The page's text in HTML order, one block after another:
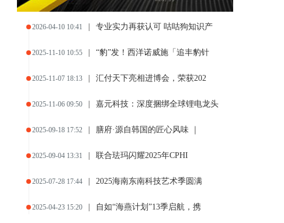
2026-04-10 10:41 专业实力再获认可 咕咕狗知识产
2025-11-10 10:55 “豹”发！西洋诺威施「追丰豹针
2025-11-07 18:13 汇付天下亮相进博会，荣获202
2025-11-06 09:50 嘉元科技：深度捆绑全球锂电龙头
2025-09-18 17:52 膳府·源自韩国的匠心风味 ｜
2025-09-04 13:31 联合珐玛闪耀2025年CPHI
2025-07-28 17:44 2025海南东南科技艺术季圆满
2025-04-23 15:20 自如“海燕计划”13季启航，携